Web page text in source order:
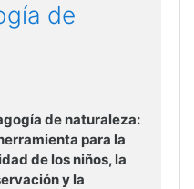
de
de naturaleza:
para la
de los niños, la
y la